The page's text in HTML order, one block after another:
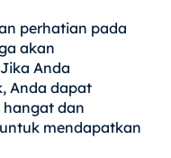
perhatian pada
akan
Anda
Anda dapat
dan
mendapatkan